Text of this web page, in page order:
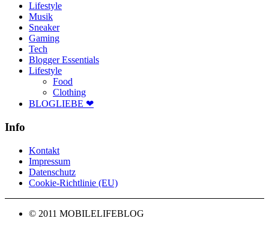
Lifestyle
Musik
Sneaker
Gaming
Tech
Blogger Essentials
Lifestyle
Food
Clothing
BLOGLIEBE ❤
Info
Kontakt
Impressum
Datenschutz
Cookie-Richtlinie (EU)
© 2011 MOBILELIFEBLOG